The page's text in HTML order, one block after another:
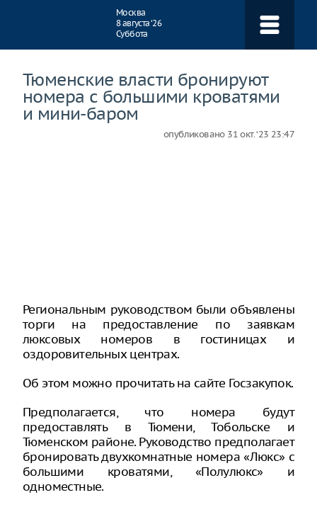
Москва
8 августа ‘26
Суббота
Тюменские власти бронируют
номера с большими кроватями
и мини-баром
опубликовано 31 окт. ‘23 23:47
Региональным руководством были объявлены
торги на предоставление по заявкам
люксовых номеров в гостиницах и
оздоровительных центрах.
Об этом можно прочитать на сайте Госзакупок.
Предполагается, что номера будут
предоставлять в Тюмени, Тобольске и
Тюменском районе. Руководство предполагает
бронировать двухкомнатные номера «Люкс» с
большими кроватями, «Полулюкс» и
одноместные.